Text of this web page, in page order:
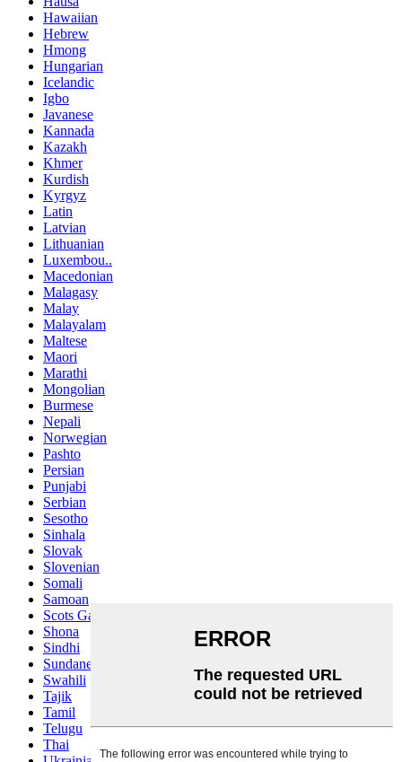
Hawaiian
Hebrew
Hmong
Hungarian
Icelandic
Igbo
Javanese
Kannada
Kazakh
Khmer
Kurdish
Kyrgyz
Latin
Latvian
Lithuanian
Luxembou..
Macedonian
Malagasy
Malay
Malayalam
Maltese
Maori
Marathi
Mongolian
Burmese
Nepali
Norwegian
Pashto
Persian
Punjabi
Serbian
Sesotho
Sinhala
Slovak
Slovenian
Somali
Samoan
Scots Gaelic
Shona
Sindhi
Sundanese
Swahili
Tajik
Tamil
Telugu
Thai